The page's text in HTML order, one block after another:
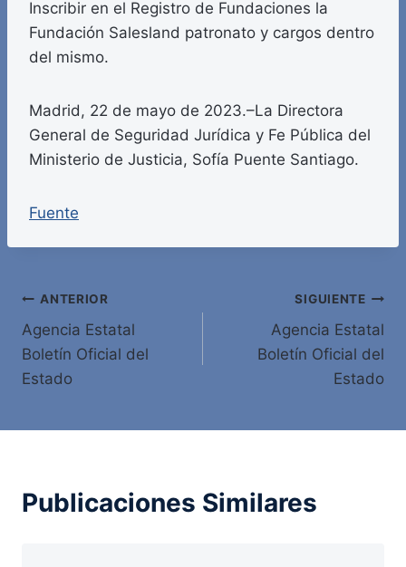
Inscribir en el Registro de Fundaciones la
Fundación Salesland patronato y cargos dentro
del mismo.
Madrid, 22 de mayo de 2023.–La Directora
General de Seguridad Jurídica y Fe Pública del
Ministerio de Justicia, Sofía Puente Santiago.
Fuente
Navegación
de
entradas
ANTERIOR
Agencia Estatal
Boletín Oficial del
Estado
SIGUIENTE
Agencia Estatal
Boletín Oficial del
Estado
Publicaciones Similares